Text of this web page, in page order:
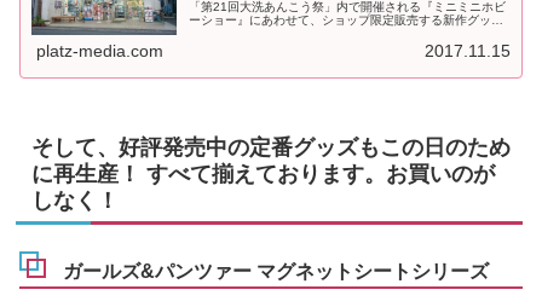
「第21回大洗あんこう祭」内で開催される『ミニミニホビ
ーショー』にあわせて、ショップ限定販売する新作グッズ
platz-media.com 2017.11.15
そして、好評発売中の定番グッズもこの日のため
に再生産！ すべて揃えております。お買いのが
しなく！
ガールズ&パンツァー マグネットシートシリーズ